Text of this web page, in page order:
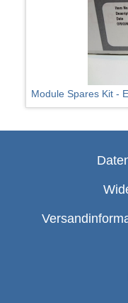
Module Spares Kit -